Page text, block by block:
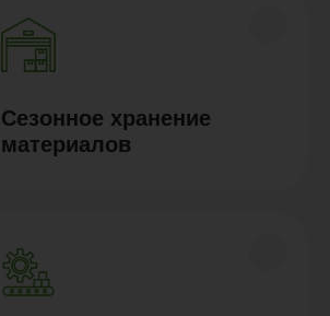
Сезонное хранение
материалов